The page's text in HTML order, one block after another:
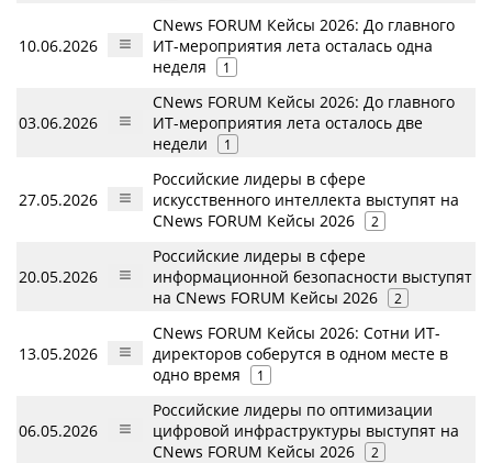
10.06.2026
CNews FORUM Кейсы 2026: До главного
ИТ-мероприятия лета осталась одна
неделя
1
03.06.2026
CNews FORUM Кейсы 2026: До главного
ИТ-мероприятия лета осталось две
недели
1
27.05.2026
Российские лидеры в сфере
искусственного интеллекта выступят на
CNews FORUM Кейсы 2026
2
20.05.2026
Российские лидеры в сфере
информационной безопасности выступят
на CNews FORUM Кейсы 2026
2
13.05.2026
CNews FORUM Кейсы 2026: Сотни ИТ-
директоров соберутся в одном месте в
одно время
1
06.05.2026
Российские лидеры по оптимизации
цифровой инфраструктуры выступят на
CNews FORUM Кейсы 2026
2